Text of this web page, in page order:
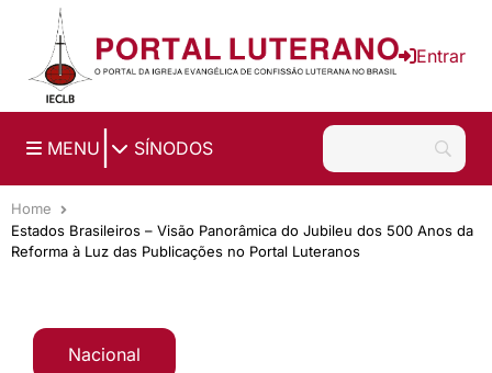
Ir para o conteúdo principal
Entrar
MENU SÍNODOS
Home
Estados Brasileiros – Visão Panorâmica do Jubileu dos 500 Anos da
Reforma à Luz das Publicações no Portal Luteranos
Nacional